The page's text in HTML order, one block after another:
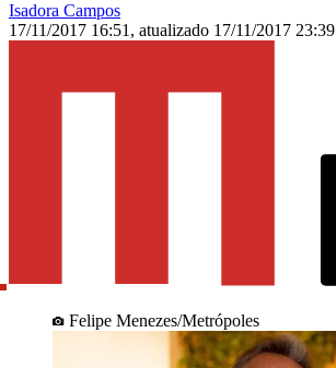
Isadora Campos
17/11/2017 16:51 , atualizado 17/11/2017 23:39
Felipe Menezes/Metrópoles